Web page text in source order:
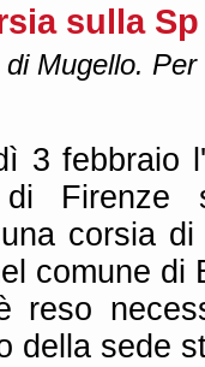
sulla
Mugello.
3 febbraio
di Firenze
corsia
comune di
reso
della sede